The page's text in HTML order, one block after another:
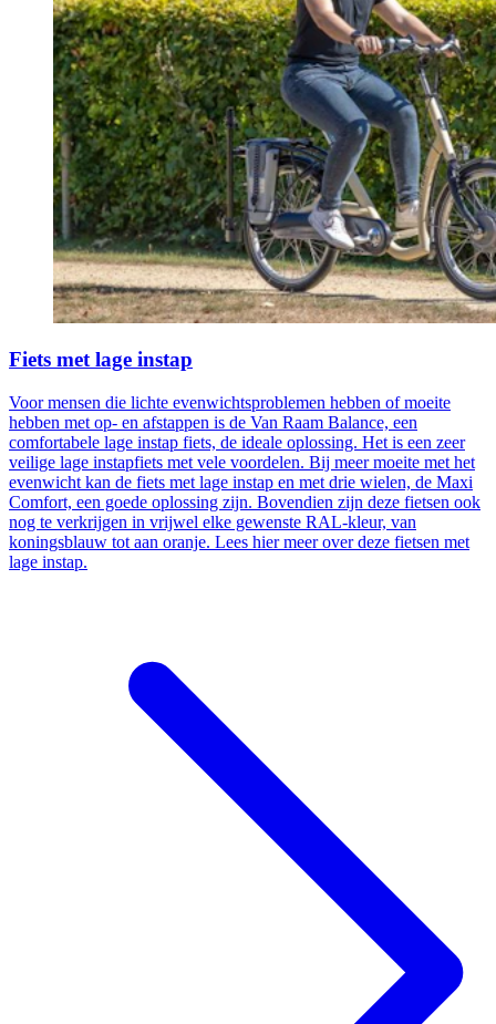
Fiets met lage instap
Voor mensen die lichte evenwichtsproblemen hebben of moeite
hebben met op- en afstappen is de Van Raam Balance, een
comfortabele lage instap fiets, de ideale oplossing. Het is een zeer
veilige lage instapfiets met vele voordelen. Bij meer moeite met het
evenwicht kan de fiets met lage instap en met drie wielen, de Maxi
Comfort, een goede oplossing zijn. Bovendien zijn deze fietsen ook
nog te verkrijgen in vrijwel elke gewenste RAL-kleur, van
koningsblauw tot aan oranje. Lees hier meer over deze fietsen met
lage instap.